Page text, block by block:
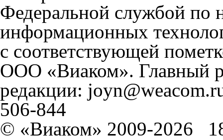
Федеральной службой по
информационных
с соответствующей
ООО «Виаком». Главный
редакции:
506-844
© «Виаком» 2009-2026